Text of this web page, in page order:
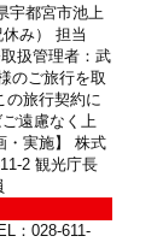
宇都宮市池上
み） 担当
扱管理者：武
のご旅行を取
の旅行契約に
遠慮なく上
・実施】 株式
2 観光庁長
：028-611-